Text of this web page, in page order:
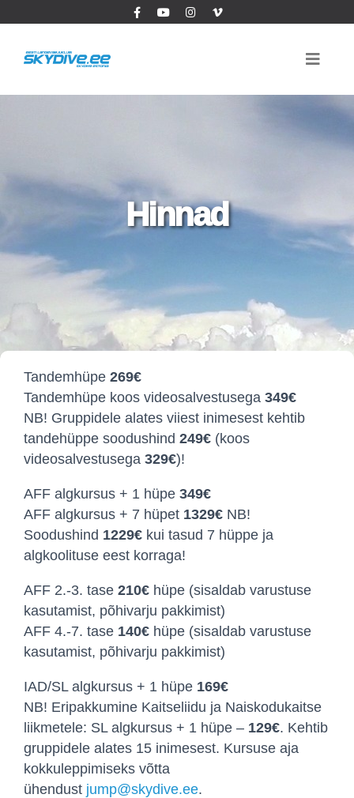
Hinnad
Tandemhüpe 269€
Tandemhüpe koos videosalvestusega 349€
NB! Gruppidele alates viiest inimesest kehtib
tandehüppe soodushind 249€ (koos
videosalvestusega 329€)!
AFF algkursus + 1 hüpe 349€
AFF algkursus + 7 hüpet 1329€ NB!
Soodushind 1229€ kui tasud 7 hüppe ja
algkoolituse eest korraga!
AFF 2.-3. tase 210€ hüpe (sisaldab varustuse
kasutamist, põhivarju pakkimist)
AFF 4.-7. tase 140€ hüpe (sisaldab varustuse
kasutamist, põhivarju pakkimist)
IAD/SL algkursus + 1 hüpe 169€
NB! Eripakkumine Kaitseliidu ja Naiskodukaitse
liikmetele: SL algkursus + 1 hüpe – 129€. Kehtib
gruppidele alates 15 inimesest. Kursuse aja
kokkuleppimiseks võtta
ühendust jump@skydive.ee.